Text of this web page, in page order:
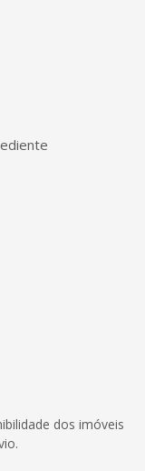
dos imóveis